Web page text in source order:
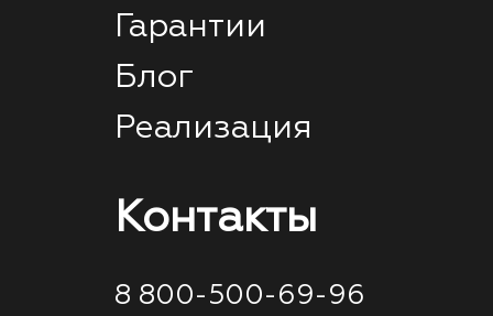
Гарантии
Блог
Реализация
Контакты
8 800-500-69-96